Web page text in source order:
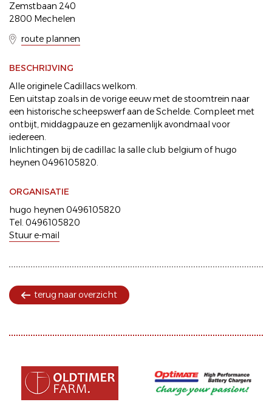
Zemstbaan 240
2800 Mechelen
route plannen
BESCHRIJVING
Alle originele Cadillacs welkom.
Een uitstap zoals in de vorige eeuw met de stoomtrein naar
een historische scheepswerf aan de Schelde. Compleet met
ontbijt, middagpauze en gezamenlijk avondmaal voor
iedereen.
Inlichtingen bij de cadillac la salle club belgium of hugo
heynen 0496105820.
ORGANISATIE
hugo heynen 0496105820
Tel. 0496105820
Stuur e-mail
terug naar overzicht